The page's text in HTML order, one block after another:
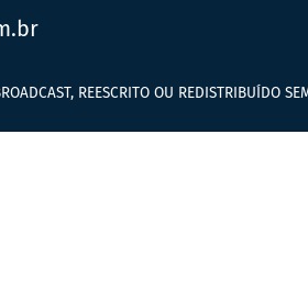
REESCRITO OU REDISTRIBUÍDO